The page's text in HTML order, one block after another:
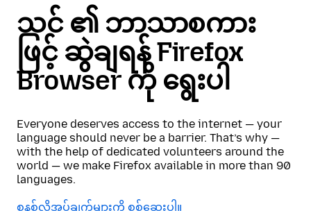
သင် ၏ ဘာသာစကား
ဖြင့် ဆွဲချရန် Firefox
Browser ကို ရွေးပါ
Everyone deserves access to the internet — your
language should never be a barrier. That’s why —
with the help of dedicated volunteers around the
world — we make Firefox available in more than 90
languages.
စနစ်လိုအပ်ချက်များကို စစ်ဆေးပါ။